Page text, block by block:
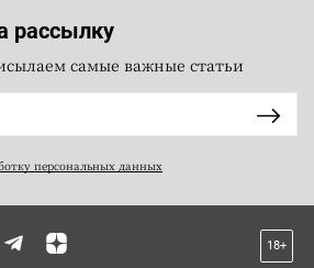
рассылку
самые важные статьи
персональных данных
18+